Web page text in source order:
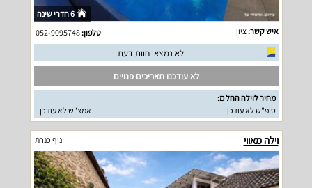
6 חדרי שינה
איש קשר:ציון טלפון:052-9095748
לא נמצאו חוות דעת
לא עודכנו תאריכים פנויים
מחיר לוילה החל מ:
סופ"ש לא עודכן
אמצ"ש לא עודכן
וילה מאווי נוף כנרת